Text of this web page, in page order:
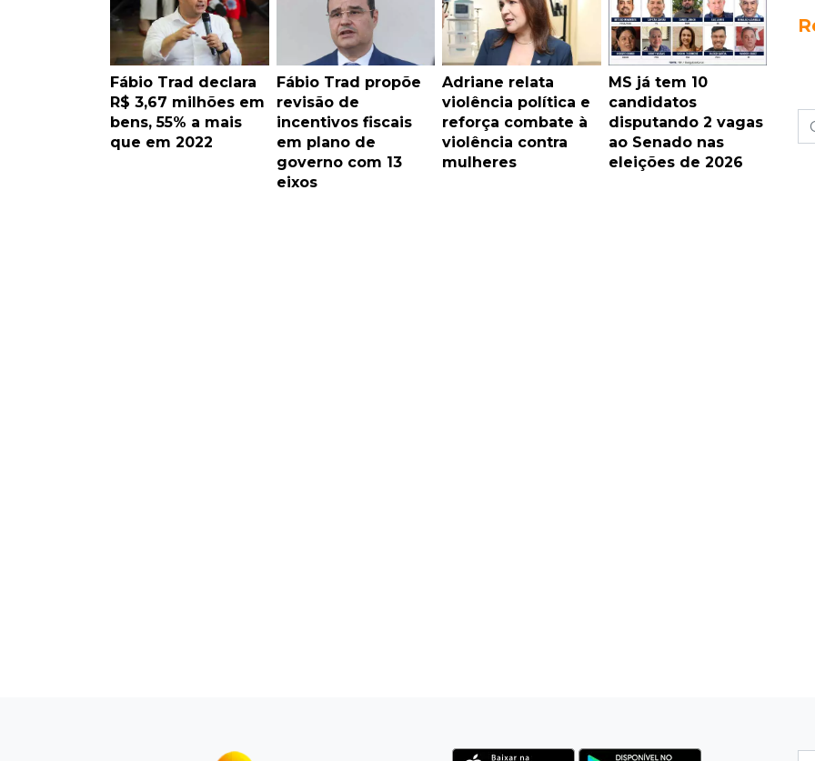
Fábio Trad declara
R$ 3,67 milhões em
bens, 55% a mais
que em 2022
Fábio Trad propõe
revisão de
incentivos fiscais
em plano de
governo com 13
eixos
Adriane relata
violência política e
reforça combate à
violência contra
mulheres
MS já tem 10
candidatos
disputando 2 vagas
ao Senado nas
eleições de 2026